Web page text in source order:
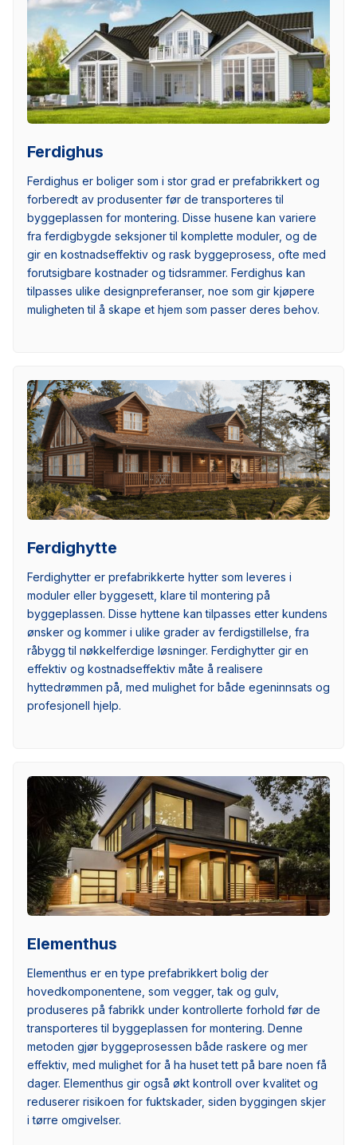
Ferdighus
Ferdighus er boliger som i stor grad er prefabrikkert og
forberedt av produsenter før de transporteres til
byggeplassen for montering. Disse husene kan variere
fra ferdigbygde seksjoner til komplette moduler, og de
gir en kostnadseffektiv og rask byggeprosess, ofte med
forutsigbare kostnader og tidsrammer. Ferdighus kan
tilpasses ulike designpreferanser, noe som gir kjøpere
muligheten til å skape et hjem som passer deres behov.
Ferdighytte
Ferdighytter er prefabrikkerte hytter som leveres i
moduler eller byggesett, klare til montering på
byggeplassen. Disse hyttene kan tilpasses etter kundens
ønsker og kommer i ulike grader av ferdigstillelse, fra
råbygg til nøkkelferdige løsninger. Ferdighytter gir en
effektiv og kostnadseffektiv måte å realisere
hyttedrømmen på, med mulighet for både egeninnsats og
profesjonell hjelp.
Elementhus
Elementhus er en type prefabrikkert bolig der
hovedkomponentene, som vegger, tak og gulv,
produseres på fabrikk under kontrollerte forhold før de
transporteres til byggeplassen for montering. Denne
metoden gjør byggeprosessen både raskere og mer
effektiv, med mulighet for å ha huset tett på bare noen få
dager. Elementhus gir også økt kontroll over kvalitet og
reduserer risikoen for fuktskader, siden byggingen skjer
i tørre omgivelser.